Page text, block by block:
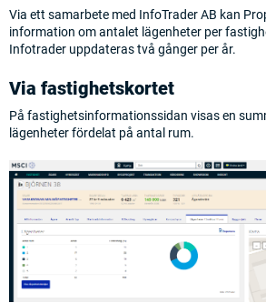
Via ett samarbete med InfoTrader AB kan
information om antalet lägenheter per
Infotrader uppdateras två gånger per år.
Via fastighetskortet
På fastighetsinformationssidan visas en
lägenheter fördelat på antal rum.